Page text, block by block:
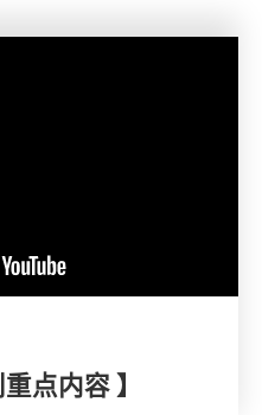
点内容 】